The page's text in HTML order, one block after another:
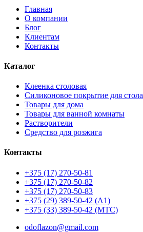
Главная
О компании
Блог
Клиентам
Контакты
Каталог
Клеенка столовая
Силиконовое покрытие для стола
Товары для дома
Товары для ванной комнаты
Растворители
Средство для розжига
Контакты
+375 (17) 270-50-81
+375 (17) 270-50-82
+375 (17) 270-50-83
+375 (29) 389-50-42 (А1)
+375 (33) 389-50-42 (МТС)
odoflazon@gmail.com